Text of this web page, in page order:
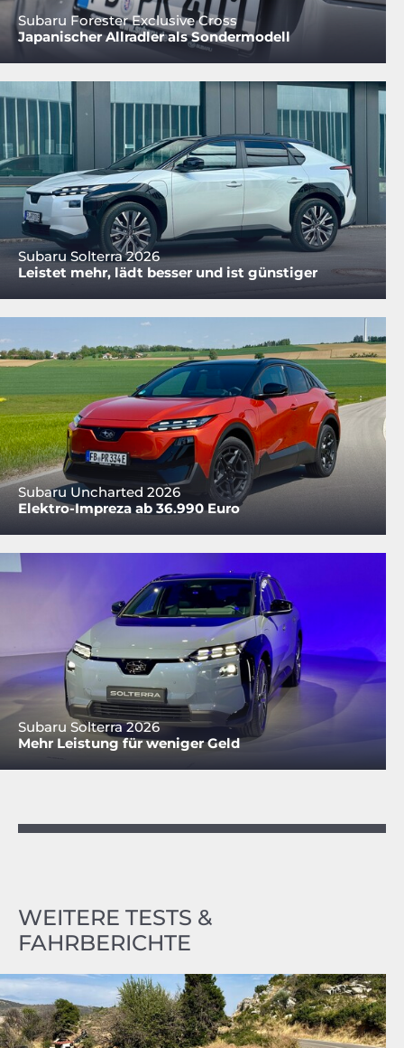
Subaru Forester Exclusive Cross
Japanischer Allradler als Sondermodell
Subaru Solterra 2026
Leistet mehr, lädt besser und ist günstiger
Subaru Uncharted 2026
Elektro-Impreza ab 36.990 Euro
Subaru Solterra 2026
Mehr Leistung für weniger Geld
WEITERE TESTS &
FAHRBERICHTE